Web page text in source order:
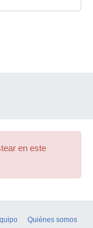
en este
Quiénes somos